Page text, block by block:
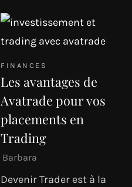
FINANCES
Les avantages de
Avatrade pour vos
placements en
Trading
Barbara
Devenir Trader est à la